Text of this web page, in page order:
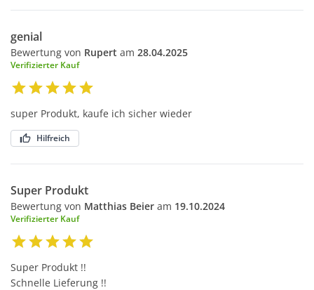
genial
Bewertung von Rupert am 28.04.2025
Verifizierter Kauf
super Produkt, kaufe ich sicher wieder
Hilfreich
Super Produkt
Bewertung von Matthias Beier am 19.10.2024
Verifizierter Kauf
Super Produkt !!
Schnelle Lieferung !!